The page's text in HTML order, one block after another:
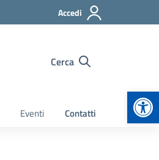
Accedi
Cerca
Eventi Contatti